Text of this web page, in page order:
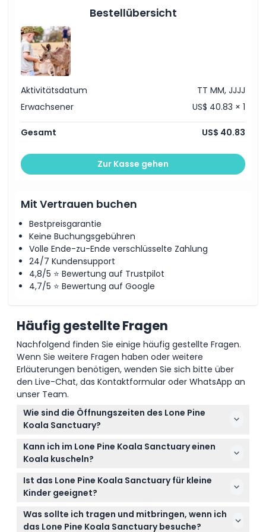
Dinge, die Sie wissen sollten
Ort
Stornierungsbedingungen
Bestellübersicht
Aktivitätsdatum
TT MM, JJJJ
Erwachsener
US$ 40.83 × 1
Gesamt US$ 40.83
Zur Kasse gehen
Mit Vertrauen buchen
Bestpreisgarantie
Keine Buchungsgebühren
Volle Ende-zu-Ende verschlüsselte Zahlung
24/7 Kundensupport
4,8/5 ⭐ Bewertung auf Trustpilot
4,7/5 ⭐ Bewertung auf Google
Häufig gestellte Fragen
Nachfolgend finden Sie einige häufig gestellte Fragen.
Wenn Sie weitere Fragen haben oder weitere
Erläuterungen benötigen, wenden Sie sich bitte über
den Live-Chat, das Kontaktformular oder WhatsApp an
unser Team.
Wie sind die Öffnungszeiten des Lone Pine
Koala Sanctuary?
Das Lone Pine Koala Sanctuary ist täglich von 9:00
bis 17:00 Uhr geöffnet, außer am ersten
und am Anzac Day, an dem es von 13:30 bis 17:00
Uhr geöffnet ist (Änderungen vorbehalten – bitte
Kann ich im Lone Pine Koala Sanctuary einen
Koala kuscheln?
Ja, Ihr Eintrittsticket beinhaltet die Möglichkeit,
einen Koala zu kuscheln, sowie das Händefüttern
von Kängurus und die Begegnung mit vielen
anderen einheimischen australischen Tieren.
Ist das Lone Pine Koala Sanctuary für kleine
Kinder geeignet?
Absolut! Kinder unter 3 Jahren haben freien Eintritt,
und Kinder im Alter von 3 bis 13 Jahren benötigen
Was sollte ich tragen und mitbringen, wenn ich
das Lone Pine Koala Sanctuary besuche?